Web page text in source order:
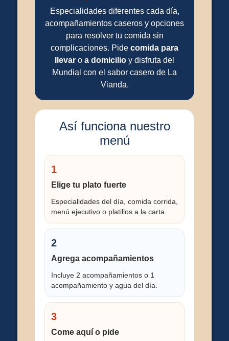
Especialidades diferentes cada día,
acompañamientos caseros y opciones
para resolver tu comida sin
complicaciones. Pide comida para
llevar o a domicilio y disfruta del
Mundial con el sabor casero de La
Vianda.
Así funciona nuestro
menú
1
Elige tu plato fuerte
Especialidades del día, comida corrida,
menú ejecutivo o platillos a la carta.
2
Agrega acompañamientos
Incluye 2 acompañamientos o 1
acompañamiento y agua del día.
3
Come aquí o pide